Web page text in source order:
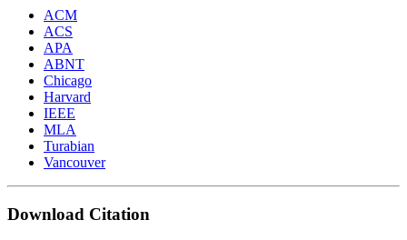
ACM
ACS
APA
ABNT
Chicago
Harvard
IEEE
MLA
Turabian
Vancouver
Download Citation